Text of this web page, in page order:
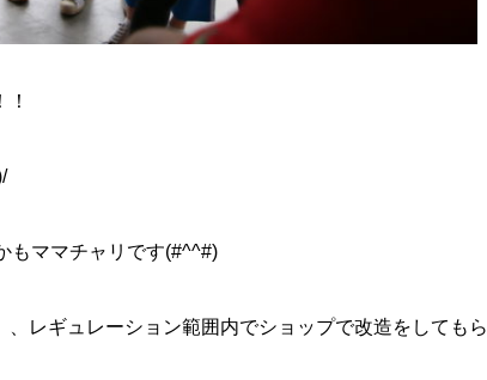
もママチャリです(#^^#)
レギュレーション範囲内でショップで改造をしてもら